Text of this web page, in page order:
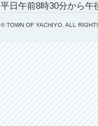
平日午前8時30分から午
© TOWN OF YACHIYO. ALL